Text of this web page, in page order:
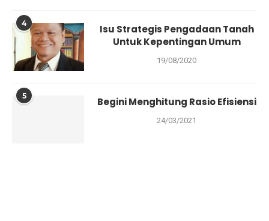
4
Isu Strategis Pengadaan Tanah
Untuk Kepentingan Umum
19/08/2020
5 Begini Menghitung Rasio Efisiensi
24/03/2021